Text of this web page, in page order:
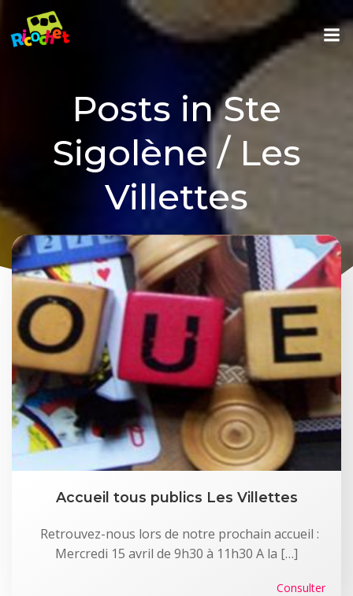
contenu
Posts in Ste
Sigolène / Les
Villettes
Accueil tous publics Les Villettes
Retrouvez-nous lors de notre prochain accueil :
Mercredi 15 avril de 9h30 à 11h30 A la […]
Consulter